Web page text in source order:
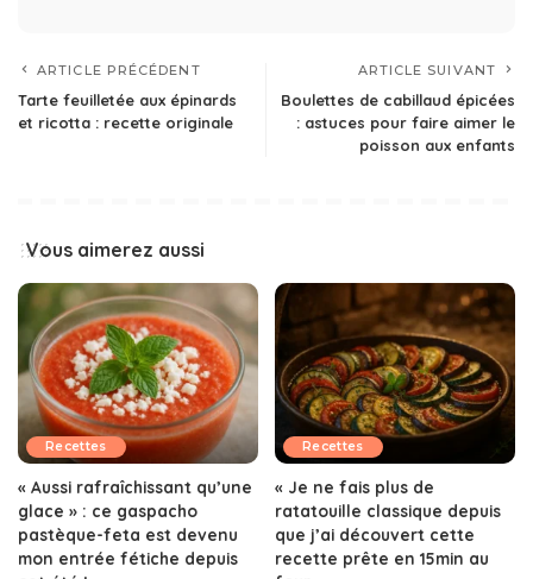
ARTICLE PRÉCÉDENT
Tarte feuilletée aux épinards
et ricotta : recette originale
ARTICLE SUIVANT
Boulettes de cabillaud épicées
: astuces pour faire aimer le
poisson aux enfants
Vous aimerez aussi
Recettes
« Aussi rafraîchissant qu’une
glace » : ce gaspacho
pastèque-feta est devenu
mon entrée fétiche depuis
Recettes
« Je ne fais plus de
ratatouille classique depuis
que j’ai découvert cette
recette prête en 15min au